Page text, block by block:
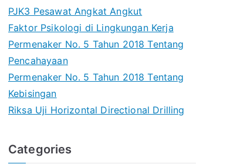
PJK3 Pesawat Angkat Angkut
Faktor Psikologi di Lingkungan Kerja
Permenaker No. 5 Tahun 2018 Tentang
Pencahayaan
Permenaker No. 5 Tahun 2018 Tentang
Kebisingan
Riksa Uji Horizontal Directional Drilling
Categories